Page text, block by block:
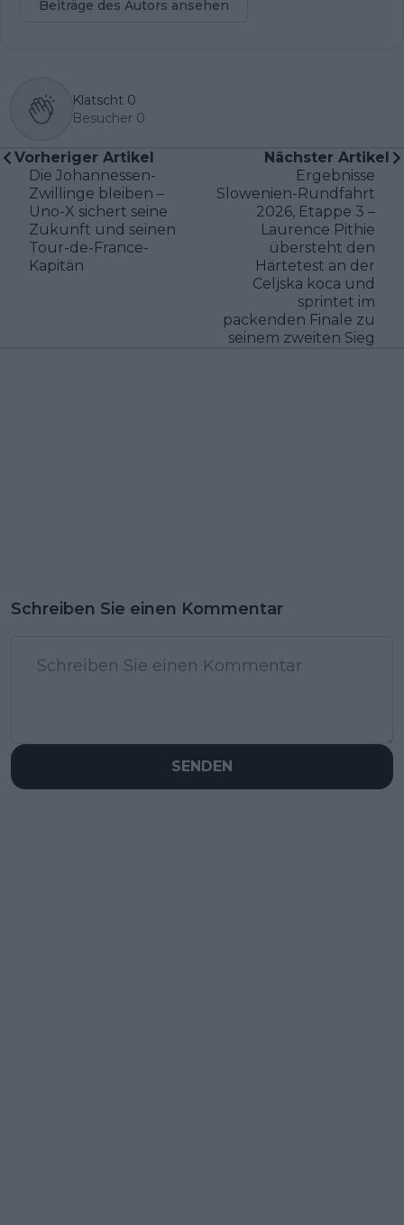
Beiträge des Autors ansehen
Klatscht 0
Besucher 0
Vorheriger Artikel
Die Johannessen-
Zwillinge bleiben –
Uno-X sichert seine
Zukunft und seinen
Tour-de-France-
Kapitän
Nächster Artikel
Ergebnisse
Slowenien-Rundfahrt
2026, Etappe 3 –
Laurence Pithie
übersteht den
Härtetest an der
Celjska koca und
sprintet im
packenden Finale zu
seinem zweiten Sieg
Schreiben Sie einen Kommentar
SENDEN